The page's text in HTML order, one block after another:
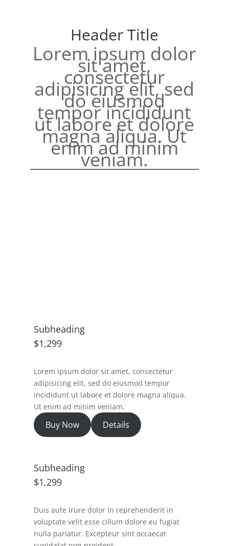
Header Title
Lorem ipsum dolor
sit amet,
consectetur
adipisicing elit, sed
do eiusmod
tempor incididunt
ut labore et dolore
magna aliqua. Ut
enim ad minim
veniam.
Subheading
$1,299
Lorem ipsum dolor sit amet, consectetur
adipisicing elit, sed do eiusmod tempor
incididunt ut labore et dolore magna aliqua.
Ut enim ad minim veniam.
Buy Now Details
Subheading
$1,299
Duis aute irure dolor in reprehenderit in
voluptate velit esse cillum dolore eu fugiat
nulla pariatur. Excepteur sint occaecat